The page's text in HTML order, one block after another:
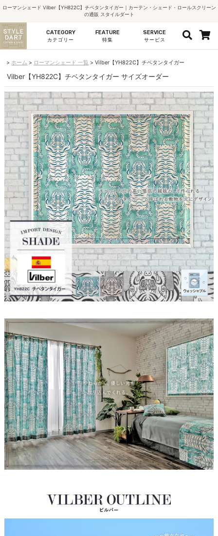
ローマンシェード Vilber【YH822C】チベタンタイガー｜カーテン・シェード・ロールスクリーン
の通販 スタイルダート
CATEGORY
カテゴリー
FEATURE
特集
SERVICE
サービス
ホーム ローマンシェード 一覧 Vilber【YH822C】チベタンタイガー
Vilber【YH822C】チベタンタイガー サイズオーダー